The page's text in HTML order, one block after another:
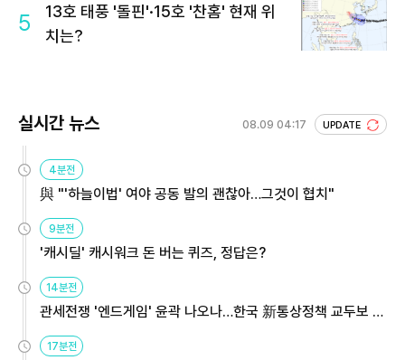
5
13호 태풍 '돌핀'·15호 '찬홈' 현재 위
치는?
실시간 뉴스 08.09 04:17 UPDATE
4분전
與 "'하늘이법' 여야 공동 발의 괜찮아…그것이 협치"
9분전
'캐시딜' 캐시워크 돈 버는 퀴즈, 정답은?
14분전
관세전쟁 '엔드게임' 윤곽 나오나…한국 新통상정책 교두보 활
17분전